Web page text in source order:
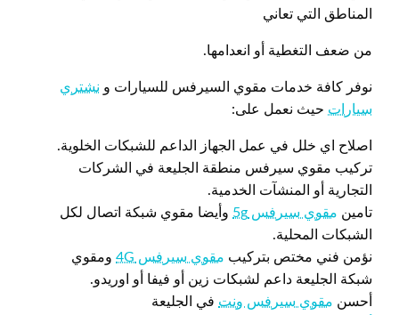
المناطق التي تعاني
من ضعف التغطية أو انعدامها.
نوفر كافة خدمات مقوي السيرفس للسيارات و نشتري
سيارات حيث نعمل على:
اصلاح اي خلل في عمل الجهاز الداعم للشبكات الخلوية.
تركيب مقوي سيرفس منطقة الجليعة في الشركات
التجارية أو المنشآت الخدمية.
تامين مقوي سيرفس 5g
وأيضا مقوي شبكة اتصال لكل
الشبكات المحلية.
نؤمن فني مختص بتركيب مقوي سيرفس 4G
ومقوي
شبكة الجليعة داعم لشبكات زين أو فيفا أو اوريدو.
أحسن مقوي سيرفس ونت في الجليعة